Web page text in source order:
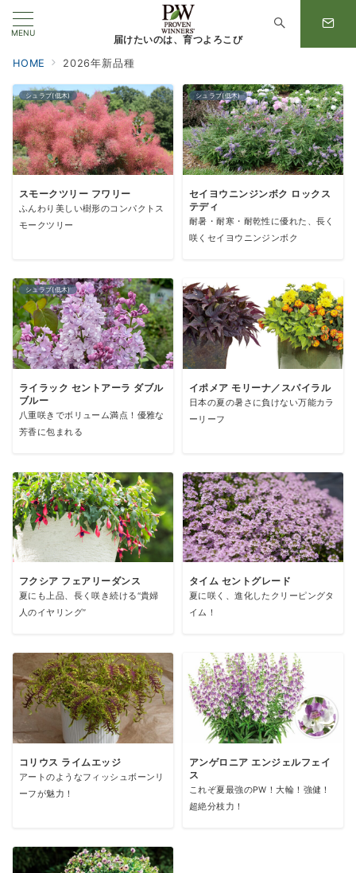
MENU
届けたいのは、育つよろこび
HOME 2026年新品種
シュラブ(低木)
スモークツリー フワリー
ふんわり美しい樹形のコンパクトス
モークツリー
シュラブ(低木)
セイヨウニンジンボク ロックス
テディ
耐暑・耐寒・耐乾性に優れた、長く
咲くセイヨウニンジンボク
シュラブ(低木)
ライラック セントアーラ ダブル
ブルー
八重咲きでボリューム満点！優雅な
芳香に包まれる
イポメア モリーナ／スパイラル
日本の夏の暑さに負けない万能カラ
ーリーフ
フクシア フェアリーダンス
夏にも上品、長く咲き続ける“貴婦
人のイヤリング”
タイム セントグレード
夏に咲く、進化したクリーピングタ
イム！
コリウス ライムエッジ
アートのようなフィッシュボーンリ
ーフが魅力！
アンゲロニア エンジェルフェイ
ス
これぞ夏最強のPW！大輪！強健！
超絶分枝力！